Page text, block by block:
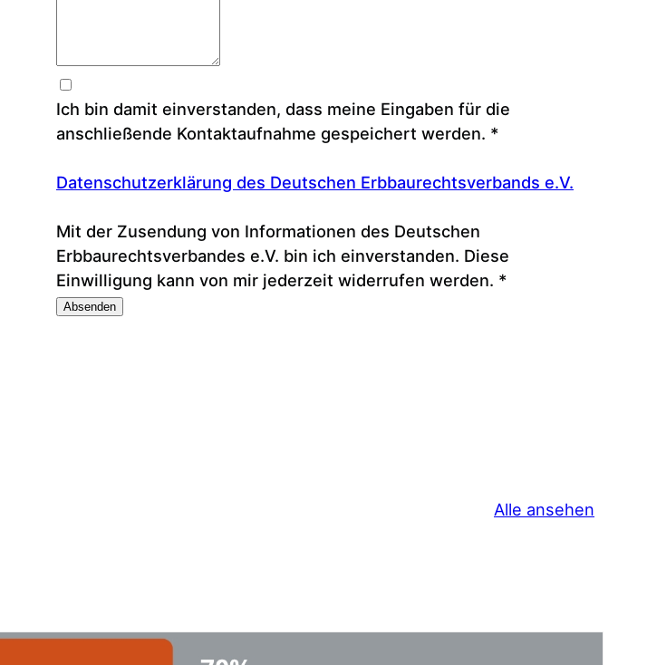
Ich bin damit einverstanden, dass meine Eingaben für die
anschließende Kontaktaufnahme gespeichert werden. *
Datenschutzerklärung des Deutschen Erbbaurechtsverbands e.V.
Mit der Zusendung von Informationen des Deutschen
Erbbaurechtsverbandes e.V. bin ich einverstanden. Diese
Einwilligung kann von mir jederzeit widerrufen werden. *
Absenden
Alle ansehen